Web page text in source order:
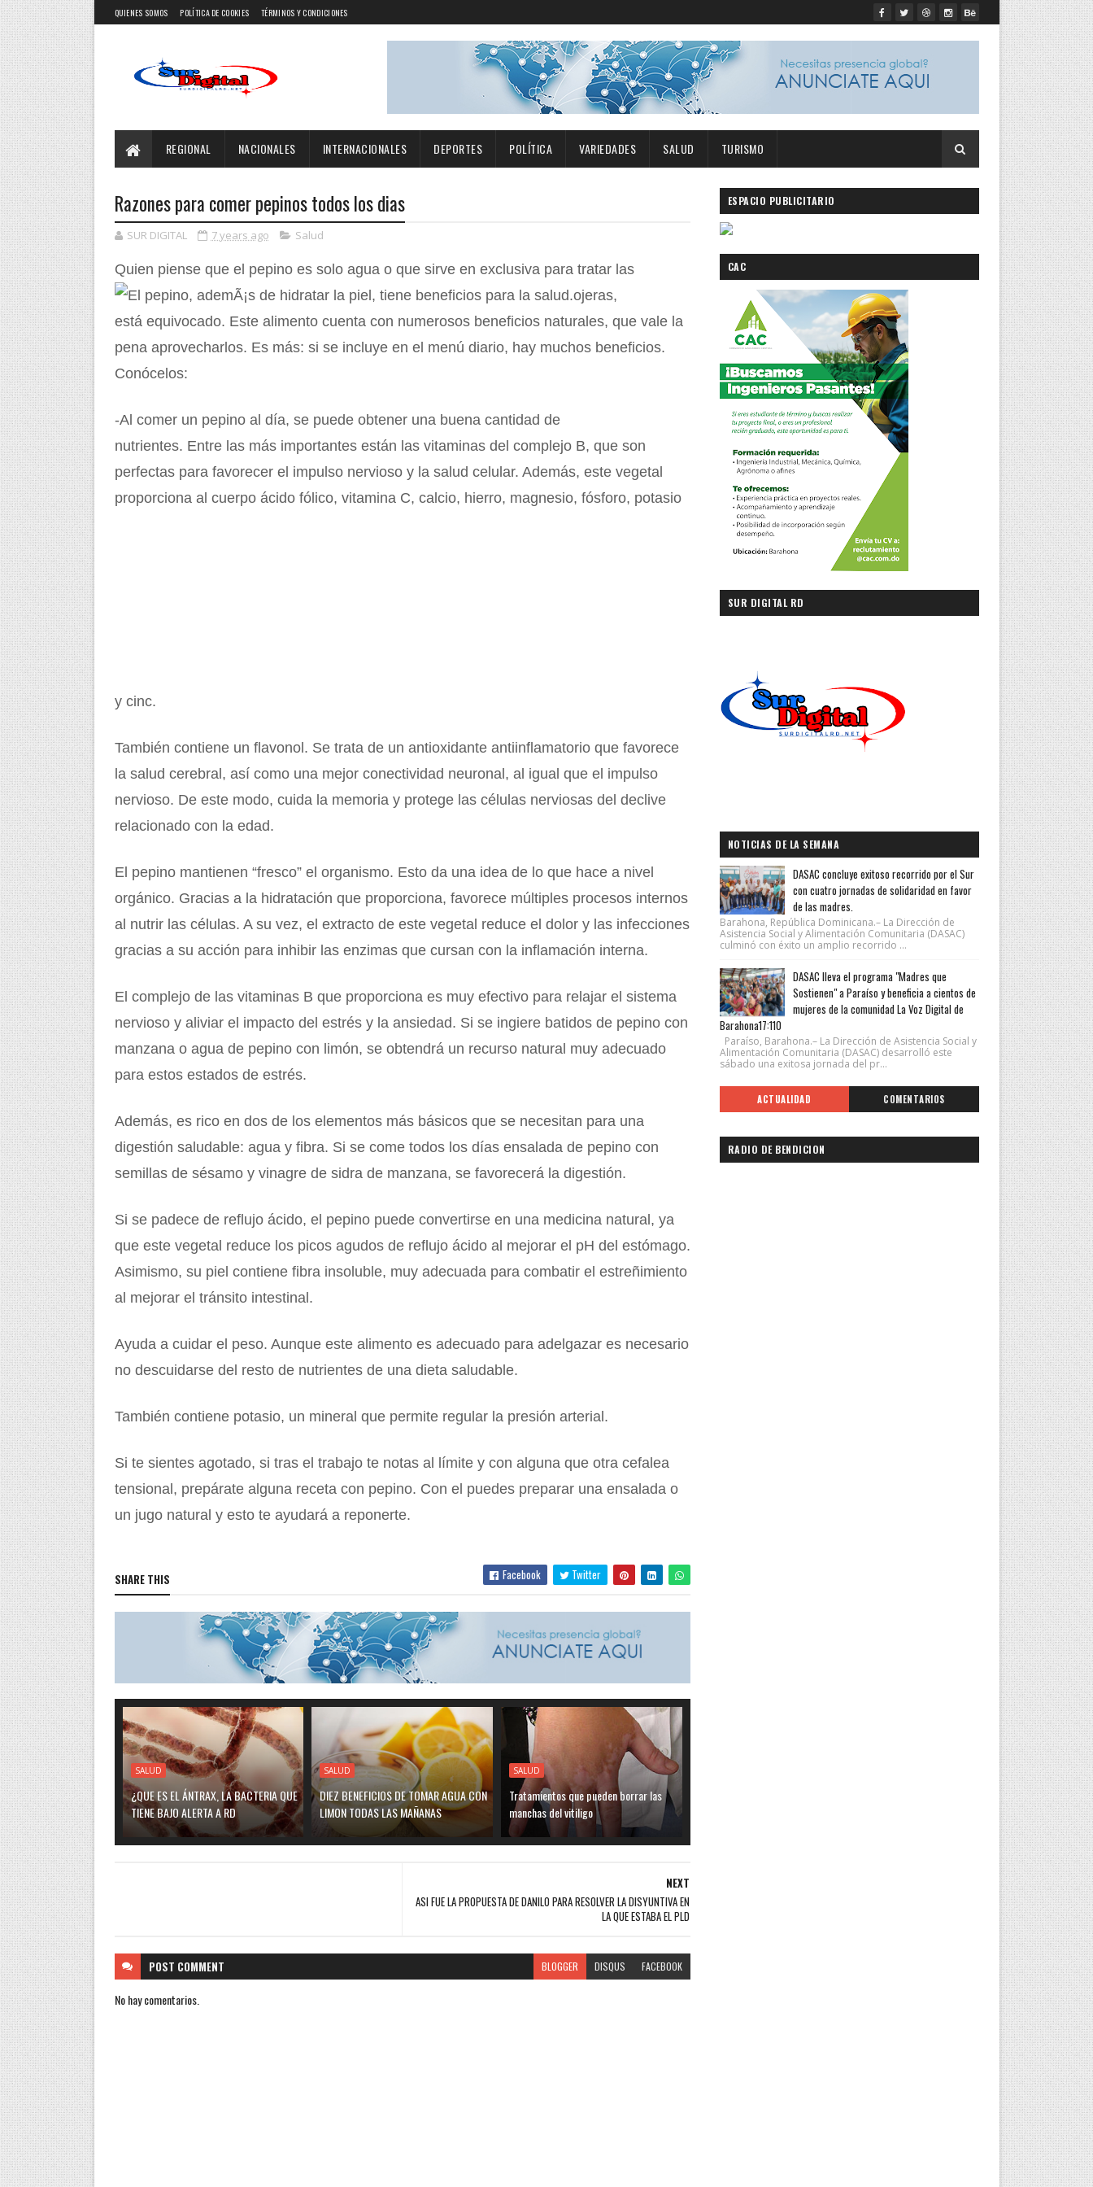
QUIENES SOMOS POLÍTICA DE COOKIES TÉRMINOS Y CONDICIONES
REGIONAL NACIONALES INTERNACIONALES DEPORTES POLÍTICA VARIEDADES SALUD TURISMO
Razones para comer pepinos todos los dias
SUR DIGITAL 7 years ago Salud
Quien piense que el pepino es solo agua o que sirve en exclusiva para tratar las
ojeras,
está equivocado. Este alimento cuenta con numerosos beneficios naturales, que vale la
pena aprovecharlos. Es más: si se incluye en el menú diario, hay muchos beneficios.
Conócelos:
-Al comer un pepino al día, se puede obtener una buena cantidad de
nutrientes. Entre las más importantes están las vitaminas del complejo B, que son
perfectas para favorecer el impulso nervioso y la salud celular. Además, este vegetal
proporciona al cuerpo ácido fólico, vitamina C, calcio, hierro, magnesio, fósforo, potasio
y cinc.
También contiene un flavonol. Se trata de un antioxidante antiinflamatorio que favorece
la salud cerebral, así como una mejor conectividad neuronal, al igual que el impulso
nervioso. De este modo, cuida la memoria y protege las células nerviosas del declive
relacionado con la edad.
El pepino mantienen “fresco” el organismo. Esto da una idea de lo que hace a nivel
orgánico. Gracias a la hidratación que proporciona, favorece múltiples procesos internos
al nutrir las células. A su vez, el extracto de este vegetal reduce el dolor y las infecciones
gracias a su acción para inhibir las enzimas que cursan con la inflamación interna.
El complejo de las vitaminas B que proporciona es muy efectivo para relajar el sistema
nervioso y aliviar el impacto del estrés y la ansiedad. Si se ingiere batidos de pepino con
manzana o agua de pepino con limón, se obtendrá un recurso natural muy adecuado
para estos estados de estrés.
Además, es rico en dos de los elementos más básicos que se necesitan para una
digestión saludable: agua y fibra. Si se come todos los días ensalada de pepino con
semillas de sésamo y vinagre de sidra de manzana, se favorecerá la digestión.
Si se padece de reflujo ácido, el pepino puede convertirse en una medicina natural, ya
que este vegetal reduce los picos agudos de reflujo ácido al mejorar el pH del estómago.
Asimismo, su piel contiene fibra insoluble, muy adecuada para combatir el estreñimiento
al mejorar el tránsito intestinal.
Ayuda a cuidar el peso. Aunque este alimento es adecuado para adelgazar es necesario
no descuidarse del resto de nutrientes de una dieta saludable.
También contiene potasio, un mineral que permite regular la presión arterial.
Si te sientes agotado, si tras el trabajo te notas al límite y con alguna que otra cefalea
tensional, prepárate alguna receta con pepino. Con el puedes preparar una ensalada o
un jugo natural y esto te ayudará a reponerte.
SHARE THIS Facebook Twitter
SALUD
¿QUE ES EL ÁNTRAX, LA BACTERIA QUE
TIENE BAJO ALERTA A RD
SALUD
DIEZ BENEFICIOS DE TOMAR AGUA CON
LIMON TODAS LAS MAÑANAS
SALUD
Tratamientos que pueden borrar las
manchas del vitiligo
NEXT
ASI FUE LA PROPUESTA DE DANILO PARA RESOLVER LA DISYUNTIVA EN
LA QUE ESTABA EL PLD
POST COMMENT BLOGGER DISQUS FACEBOOK
No hay comentarios.
ESPACIO PUBLICITARIO
CAC
SUR DIGITAL RD
NOTICIAS DE LA SEMANA
DASAC concluye exitoso recorrido por el Sur
con cuatro jornadas de solidaridad en favor
de las madres.
Barahona, República Dominicana.– La Dirección de
Asistencia Social y Alimentación Comunitaria (DASAC)
culminó con éxito un amplio recorrido ...
DASAC lleva el programa "Madres que
Sostienen" a Paraíso y beneficia a cientos de
mujeres de la comunidad La Voz Digital de
Barahona17:110
Paraíso, Barahona.– La Dirección de Asistencia Social y
Alimentación Comunitaria (DASAC) desarrolló este
sábado una exitosa jornada del pr...
ACTUALIDAD COMENTARIOS
RADIO DE BENDICION